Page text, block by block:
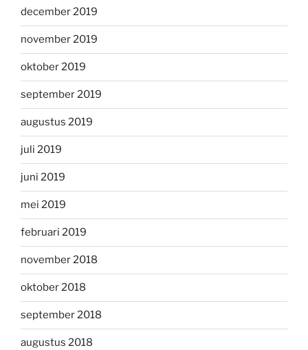
december 2019
november 2019
oktober 2019
september 2019
augustus 2019
juli 2019
juni 2019
mei 2019
februari 2019
november 2018
oktober 2018
september 2018
augustus 2018